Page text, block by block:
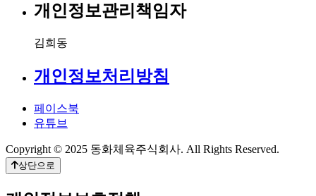
개인정보관리책임자
김희동
개인정보처리방침
페이스북
유튜브
Copyright © 2025 동화체육주식회사. All Rights Reserved.
상단으로